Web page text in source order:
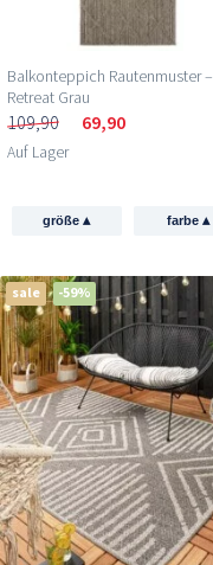
Balkonteppich Rautenmuster –
Retreat Grau
109,90 69,90
Auf Lager
größe▴ farbe ▴
sale -59%